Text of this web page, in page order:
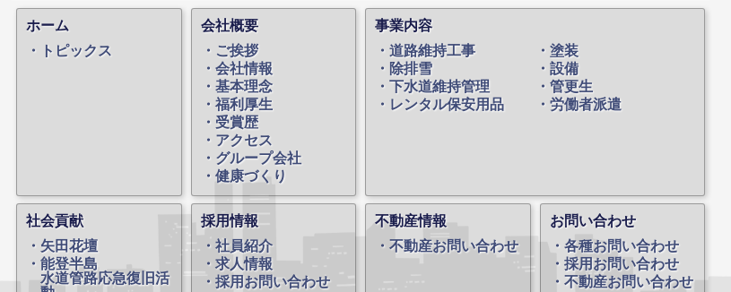
ホーム
トピックス
会社概要
ご挨拶
会社情報
基本理念
福利厚生
受賞歴
アクセス
グループ会社
健康づくり
事業内容
道路維持工事
塗装
除排雪
設備
下水道維持管理
管更生
レンタル保安用品
労働者派遣
社会貢献
矢田花壇
能登半島
水道管路応急復旧活
採用情報
社員紹介
求人情報
採用お問い合わせ
不動産情報
不動産お問い合わせ
お問い合わせ
各種お問い合わせ
採用お問い合わせ
不動産お問い合わせ